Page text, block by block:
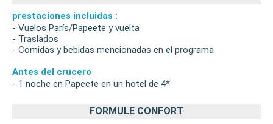
prestaciones incluidas :
- Vuelos París/Papeete y vuelta
- Traslados
- Comidas y bebidas mencionadas en el programa
Antes del crucero
- 1 noche en Papeete en un hotel de 4*
FORMULE CONFORT